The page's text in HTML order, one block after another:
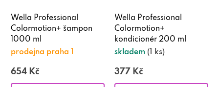
Wella Professional
Colormotion+ šampon
1000 ml
prodejna praha 1
654 Kč
Wella Professional
Colormotion+
kondicionér 200 ml
skladem (1 ks)
377 Kč